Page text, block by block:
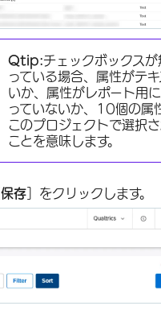
Qtip:チェックボックス
っている場合、属性がテ
いか、属性がレポート用
っていないか、10個の属
このプロジェクトで選択
ことを意味します。
保存 ］をクリックします。